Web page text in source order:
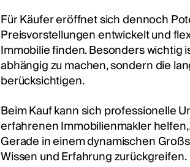
Für Käufer eröffnet sich dennoch
Preisvorstellungen entwickelt und
Immobilie finden. Besonders wichtig
abhängig zu machen, sondern die
berücksichtigen.
Beim Kauf kann sich professionelle
erfahrenen Immobilienmakler
Gerade in einem dynamischen
Wissen und Erfahrung zurückgreifen.